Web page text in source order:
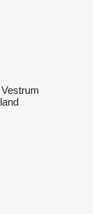
Vestrum